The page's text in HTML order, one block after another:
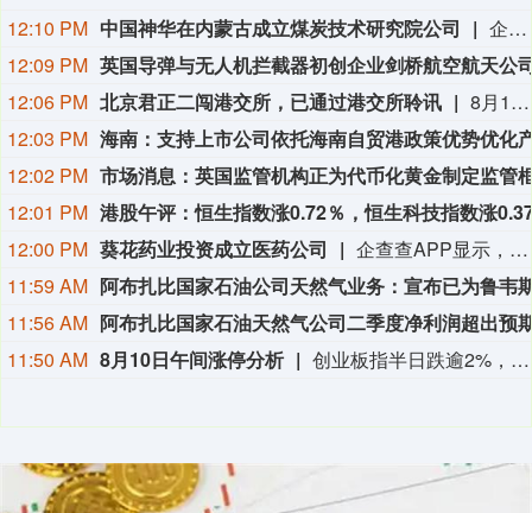
12:10 PM 中国神华在内蒙古成立煤炭技术研究院公司
企查查APP显示，近日，国能（内蒙古）煤炭技术研究院有限公司成立，注册资本10亿元，经营范围包含工程和技术研究和试验发展；规划设计管理；碳减排、碳转化、碳捕捉、碳封存技术研发等。企查查股权穿透显示，该公司由中国神华全资持股。
12:09 PM
12:06 PM 北京君正二闯港交所，已通过港交所聆讯
8月10日，据港交所披露的信息显示，北京君正集成电路股份有限公司更新聆讯后资料集，该公司港交所IPO通过聆讯，独家保荐人为国泰君安国际。公司于今年5月26日再次向香港联交所递交主板上市申请。此前，公司已于6月24日收到中国证监会出具的境外发行上市备案通知书，核准其发行不超过61658000股境外上市普通股并在港交所上市。招股书显示，北京君正是一家全球化的“存储+计算+模拟”芯片提供商，产品广泛应用于汽车电子、工业医疗、AIoT及智能安防设备。
12:03 PM
12:02 PM
12:01 PM
12:00 PM 葵花药业投资成立医药公司
企查查APP显示，近日，四川葵花医药有限公司成立，法定代表人为戴瑞全，注册资本为1000万元，经营范围包含：第一类医疗器械销售；第二类医疗器械销售；食品销售（仅销售预包装食品）；保健食品（预包装）销售等。企查查股权穿透显示，该公司由葵花药业全资持股。
11:59 AM
11:56 AM
11:50 AM 8月10日午间涨停分析 创业板指半日跌逾2%，医药、大消费板块逆势走强。宝鼎科技、百花医药均5连板，一图看懂>>